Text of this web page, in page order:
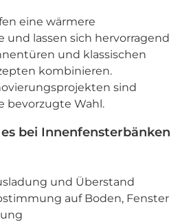
eine wärmere
und lassen sich hervorragend
und klassischen
kombinieren.
sind
bevorzugte Wahl.
bei Innenfensterbänken
und Überstand
auf Boden, Fenster